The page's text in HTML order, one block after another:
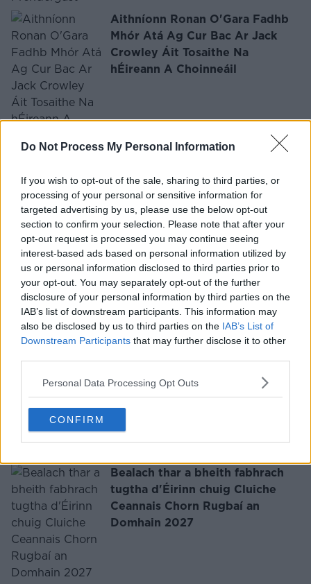
Do Not Process My Personal Information
If you wish to opt-out of the sale, sharing to third parties, or
processing of your personal or sensitive information for
targeted advertising by us, please use the below opt-out
section to confirm your selection. Please note that after your
opt-out request is processed you may continue seeing
interest-based ads based on personal information utilized by
us or personal information disclosed to third parties prior to
your opt-out. You may separately opt-out of the further
disclosure of your personal information by third parties on the
IAB’s list of downstream participants. This information may
also be disclosed by us to third parties on the IAB’s List of
Downstream Participants that may further disclose it to other
Personal Data Processing Opt Outs
CONFIRM
Aithníonn Ronan O'Gara Fadhb
Mhór Atá Ag Cur Bac Ar Jack
Crowley Áit Tosaithe Na
hÉireann A Choinneáil
Bundee Aki tar éis fionraí
'frustrach'
FÓGRA
Bealach thar a bheith fabhrach
tugtha d'Éirinn chuig Cluiche
Ceannais Chorn Rugbaí an
Domhain 2027